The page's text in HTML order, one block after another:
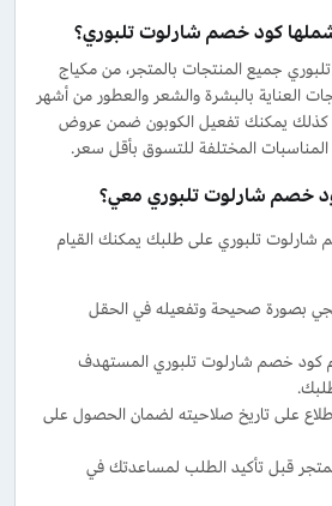
كود خصم شارلوت تلبوري؟
جميع المنتجات بالمتجر، من مكياج
العناية بالبشرة والشعر والعطور من أشهر
كذلك يمكنك تفعيل الكوبون ضمن عروض
المناسبات المختلفة للتسوق بأقل سعر.
خصم شارلوت تلبوري معي؟
تلبوري على طلبك يمكنك القيام
بصورة صحيحة وتفعيله في الحقل
كود خصم شارلوت تلبوري المستهدف
على تاريخ صلاحيته لضمان الحصول على
قبل تأكيد الطلب لمساعدتك في